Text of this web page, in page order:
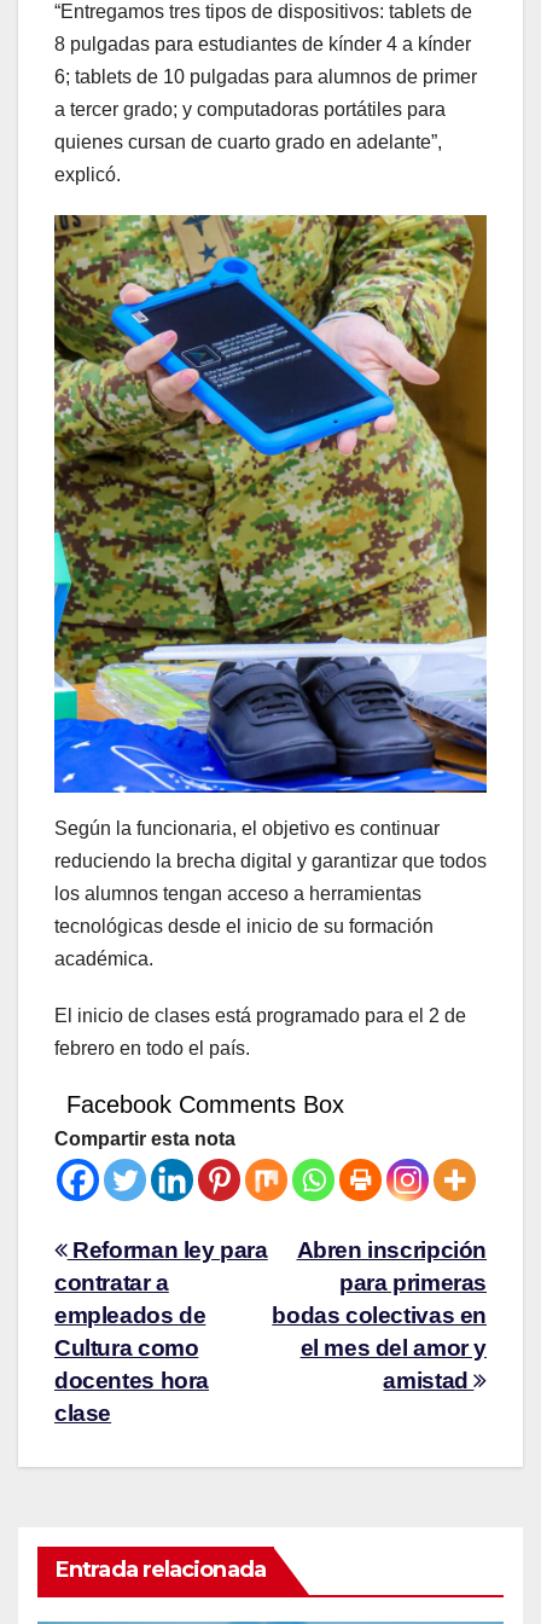
“Entregamos tres tipos de dispositivos: tablets de
8 pulgadas para estudiantes de kínder 4 a kínder
6; tablets de 10 pulgadas para alumnos de primer
a tercer grado; y computadoras portátiles para
quienes cursan de cuarto grado en adelante”,
explicó.
Según la funcionaria, el objetivo es continuar
reduciendo la brecha digital y garantizar que todos
los alumnos tengan acceso a herramientas
tecnológicas desde el inicio de su formación
académica.
El inicio de clases está programado para el 2 de
febrero en todo el país.
Facebook Comments Box
Compartir esta nota
Abren inscripción
para primeras
bodas colectivas en
el mes del amor y
amistad
Reforman ley para
contratar a
empleados de
Cultura como
docentes hora
clase
Entrada relacionada